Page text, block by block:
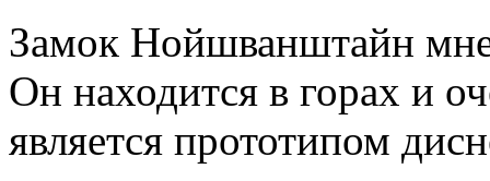
Замок Нойшванштайн мне
Он находится в горах и
является прототипом